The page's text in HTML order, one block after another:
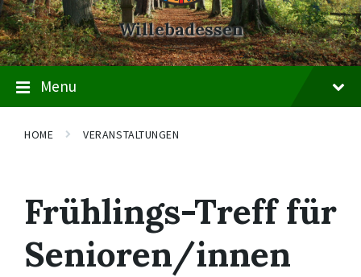
Willebadessen
Menu
HOME VERANSTALTUNGEN
Frühlings-Treff für
Senioren/innen